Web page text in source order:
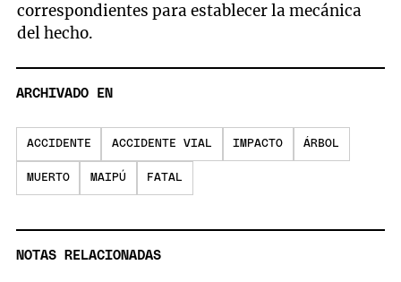
correspondientes para establecer la mecánica
del hecho.
ARCHIVADO EN
ACCIDENTE ACCIDENTE VIAL IMPACTO ÁRBOL
MUERTO MAIPÚ FATAL
NOTAS RELACIONADAS